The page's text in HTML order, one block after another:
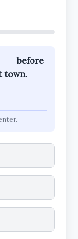
before
town.